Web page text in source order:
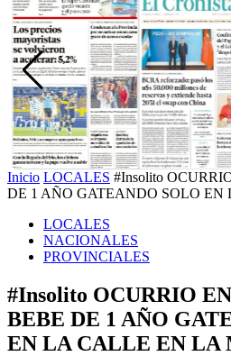
Inicio LOCALES #Insolito
DE 1 AÑO GATEANDO SOLO EN
LOCALES
NACIONALES
PROVINCIALES
#Insolito OCURRIO
BEBE DE 1 AÑO
EN LA CALLE EN LA